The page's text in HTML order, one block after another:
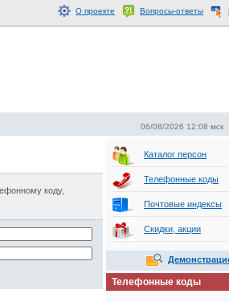
О проекте Вопросы-ответы
06/08/2026 12:08
коду,
Каталог персон
Телефонные коды
Почтовые индексы
Скидки, акции
Телефонные коды